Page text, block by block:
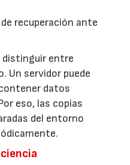
recuperación ante
distinguir entre
Un servidor puede
datos
eso, las copias
del entorno